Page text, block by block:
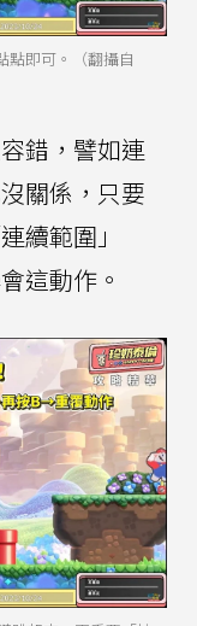
點即可。（翻攝自
錯，譬如連
關係，只要
續範圍」
這動作。